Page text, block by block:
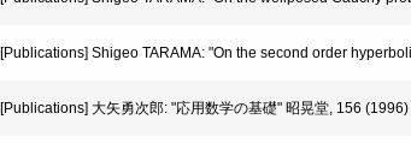
[Publications] Shigeo TARAMA: "On the second order
[Publications] 大矢勇次郎: "応用数学の基礎" 昭晃堂, 156 (1996)